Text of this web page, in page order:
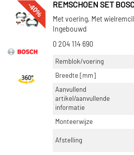
-40% REMSCHOEN SET
Met voering, Met
Ingebouwd
0 204 114 690
Remblok/voering
Breedte [mm]
Aanvullend
artikel/aanvullende
informatie
Monteerwijze
Afstelling